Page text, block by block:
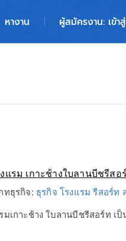
หางาน ผู้สมัครงาน: เข้า
แรม เกาะช้างใบลานบีชรีส
ทธุรกิจ: ธุรกิจ โรงแรม รีสอร์ท
มเกาะช้าง ใบลานบีชรีสอร์ท เ